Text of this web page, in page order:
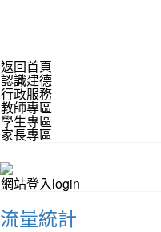
返回首頁
認識建德
行政服務
教師專區
學生專區
家長專區
網站登入login
流量統計